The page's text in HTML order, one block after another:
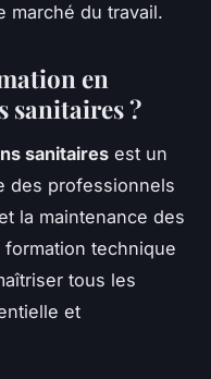
marché du travail.
en
sanitaires ?
sanitaires est un
des professionnels
la maintenance des
technique
tous les
et